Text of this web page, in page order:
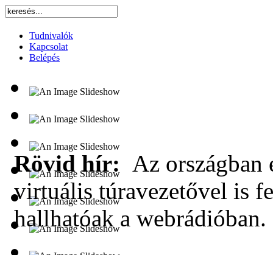
Tudnivalók
Kapcsolat
Belépés
Rövid hír: Az
virtuális túravezetővel is
hallhatóak a webrádióban.